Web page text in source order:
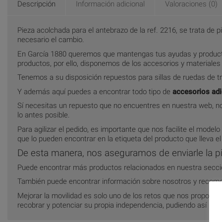
Descripción Información adicional Valoraciones (0)
Pieza acolchada para el antebrazo de la ref. 2216, se trata
necesario el cambio.
En García 1880 queremos que mantengas tus ayudas y
productos, por ello, disponemos de los accesorios y
Tenemos a su disposición repuestos para sillas de ruedas de
Y además aquí puedes a encontrar todo tipo de accesorios
Sí necesitas un repuesto que no encuentres en nuestra web,
lo antes posible.
Para agilizar el pedido, es importante que nos facilite el
que lo pueden encontrar en la etiqueta del producto que lleva
De esta manera, nos aseguramos de enviarle la
Puede encontrar más productos relacionados en nuestra
También puede encontrar información sobre nosotros y
Mejorar la movilidad es solo uno de los retos que nos
recobrar y potenciar su propia independencia, pudiendo así